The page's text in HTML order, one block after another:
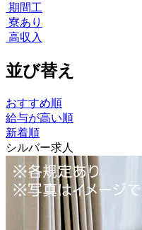
期間工
寮あり
高収入
並び替え
おすすめ順
給与が高い順
新着順
シルバー求人